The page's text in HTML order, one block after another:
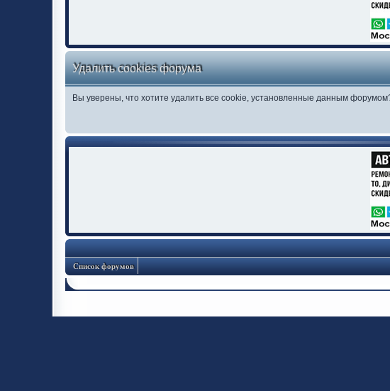
Удалить cookies форума
Вы уверены, что хотите удалить все cookie, установленные данным
Список форумов